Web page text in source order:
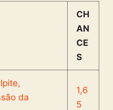
CH
AN
CE
S
1,6
5